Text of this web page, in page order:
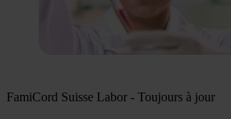
FamiCord Suisse Labor - Toujours à jour